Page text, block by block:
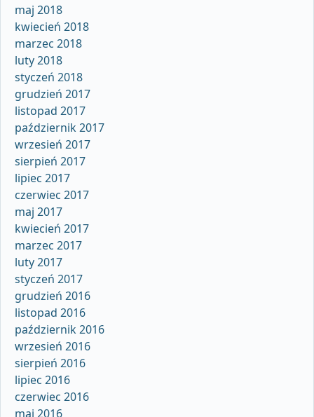
maj 2018
kwiecień 2018
marzec 2018
luty 2018
styczeń 2018
grudzień 2017
listopad 2017
październik 2017
wrzesień 2017
sierpień 2017
lipiec 2017
czerwiec 2017
maj 2017
kwiecień 2017
marzec 2017
luty 2017
styczeń 2017
grudzień 2016
listopad 2016
październik 2016
wrzesień 2016
sierpień 2016
lipiec 2016
czerwiec 2016
maj 2016